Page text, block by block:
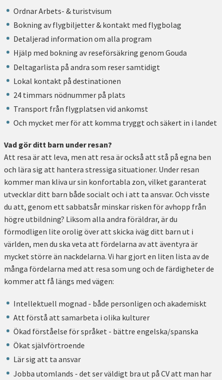
Ordnar Arbets- & turistvisum
Bokning av flygbiljetter & kontakt med flygbolag
Detaljerad information om alla program
Hjälp med bokning av reseförsäkring genom Gouda
Deltagarlista på andra som reser samtidigt
Lokal kontakt på destinationen
24 timmars nödnummer på plats
Transport från flygplatsen vid ankomst
Och mycket mer för att komma tryggt och säkert in i landet
Vad gör ditt barn under resan?
Att resa är att leva, men att resa är också att stå på egna ben
och lära sig att hantera stressiga situationer. Under resan
kommer man kliva ur sin konfortabla zon, vilket garanterat
utvecklar ditt barn både socialt och i att ta ansvar. Och visste
du att, genom ett sabbatsår minskar risken för avhopp från
högre utbildning? Liksom alla andra föräldrar, är du
förmodligen lite orolig över att skicka iväg ditt barn ut i
världen, men du ska veta att fördelarna av att äventyra är
mycket större än nackdelarna. Vi har gjort en liten lista av de
många fördelarna med att resa som ung och de färdigheter de
kommer att få längs med vägen:
Intellektuell mognad - både personligen och akademiskt
Att förstå att samarbeta i olika kulturer
Ökad förståelse för språket - bättre engelska/spanska
Ökat självförtroende
Lär sig att ta ansvar
Jobba utomlands - det ser väldigt bra ut på CV att man har